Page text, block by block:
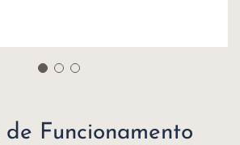
de Funcionamento